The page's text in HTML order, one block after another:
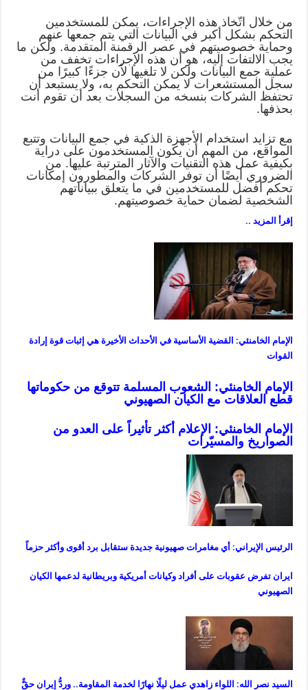
من خلال اتّخاذ هذه الإجراءات، يمكن للمستخدمين
التحكم بشكل أكبر في البيانات التي يتم جمعها عنهم
وحماية خصوصيتهم في عصر الرقمنة المتقدمة. ولكن ما
يجب الالتفات إليه، هو أن هذه الإجراءات تخفف من
عملية جمع البيانات ولكن لا تلغيها لأن جزءًا كبيرًا من
سجل المستشعرات لا يمكن التحكم به، ولا يستبعد أن
تحتفظ الشركات بنسخه من السجلات بعد أن تقوم أنت
بحذفها.
مع تزايد استخدام الأجهزة الذكية في جمع البيانات وتتبع
المواقع، من المهم أن يكون المستخدمون على دراية
بكيفية عمل هذه التقنيات والآثار المترتبة عليها. من
الضروري أيضًا أن توفر الشركات والمطورون إمكانات
تحكم أفضل للمستخدمين في ما يتعلق ببياناتهم
الشخصية لضمان حماية خصوصيتهم.
إقرأ المزيد ..
الإمام الخامنئي: القضية الأساسية في الأحداث الأخيرة هي إثبات قوة إرادة
القوات
الإمام الخامنئي: الشعوب المسلمة تتوقع من حكوماتها
قطع العلاقات مع الكيان الصهيوني
الإمام الخامنئي: الإعلام أكثر تأثيراً على العدو من
الصواريخ والمسيّرات
الرئيس الإيراني: أي مغامرات صهيونية جديدة ستقابل برد أقوى وأكثر حزماً
ايران تفرض عقوبات على أفراد وكيانات أمريكية وبريطانية لدعمها الكيان
الصهيوني
السيد نصر الله: اللواء زاهدي عمل ليلًا نهارًا لخدمة المقاومة.. وردُّ إيران حقٌّ